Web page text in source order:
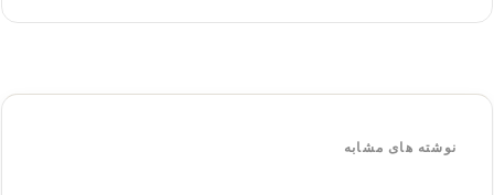
نوشته های مشابه